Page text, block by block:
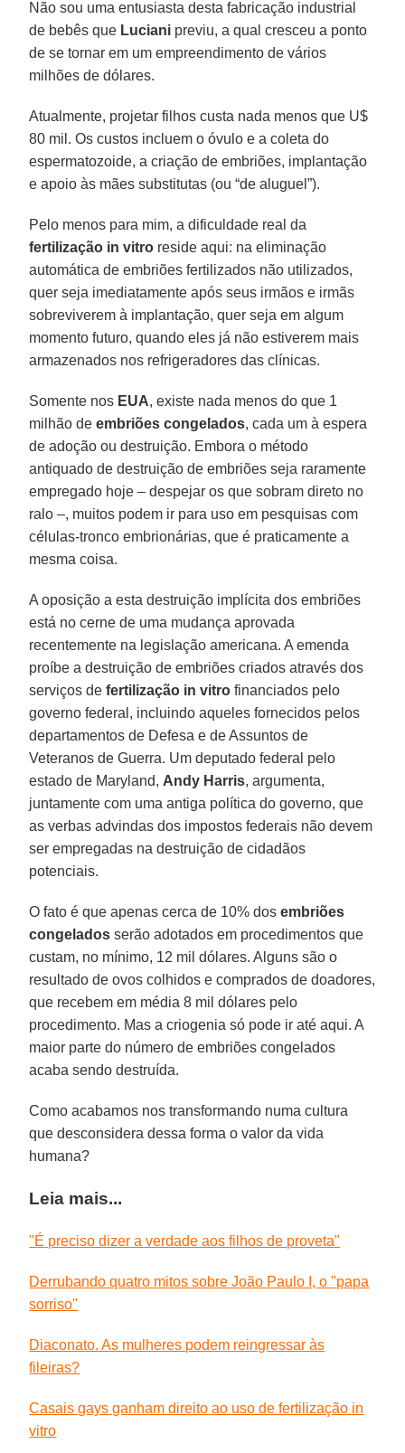
Não sou uma entusiasta desta fabricação industrial
de bebês que Luciani previu, a qual cresceu a ponto
de se tornar em um empreendimento de vários
milhões de dólares.
Atualmente, projetar filhos custa nada menos que U$
80 mil. Os custos incluem o óvulo e a coleta do
espermatozoide, a criação de embriões, implantação
e apoio às mães substitutas (ou “de aluguel”).
Pelo menos para mim, a dificuldade real da
fertilização in vitro reside aqui: na eliminação
automática de embriões fertilizados não utilizados,
quer seja imediatamente após seus irmãos e irmãs
sobreviverem à implantação, quer seja em algum
momento futuro, quando eles já não estiverem mais
armazenados nos refrigeradores das clínicas.
Somente nos EUA, existe nada menos do que 1
milhão deembriões congelados, cada um à espera
de adoção ou destruição. Embora o método
antiquado de destruição de embriões seja raramente
empregado hoje – despejar os que sobram direto no
ralo –, muitos podem ir para uso em pesquisas com
células-tronco embrionárias, que é praticamente a
mesma coisa.
A oposição a esta destruição implícita dos embriões
está no cerne de uma mudança aprovada
recentemente na legislação americana. A emenda
proíbe a destruição de embriões criados através dos
serviços defertilização in vitro financiados pelo
governo federal, incluindo aqueles fornecidos pelos
departamentos de Defesa e de Assuntos de
Veteranos de Guerra. Um deputado federal pelo
estado de Maryland, Andy Harris, argumenta,
juntamente com uma antiga política do governo, que
as verbas advindas dos impostos federais não devem
ser empregadas na destruição de cidadãos
potenciais.
O fato é que apenas cerca de 10% dos embriões
congelados serão adotados em procedimentos que
custam, no mínimo, 12 mil dólares. Alguns são o
resultado de ovos colhidos e comprados de doadores,
que recebem em média 8 mil dólares pelo
procedimento. Mas a criogenia só pode ir até aqui. A
maior parte do número de embriões congelados
acaba sendo destruída.
Como acabamos nos transformando numa cultura
que desconsidera dessa forma o valor da vida
humana?
Leia mais...
"É preciso dizer a verdade aos filhos de proveta"
Derrubando quatro mitos sobre João Paulo I, o ''papa
sorriso''
Diaconato. As mulheres podem reingressar às
fileiras?
Casais gays ganham direito ao uso de fertilização in
vitro